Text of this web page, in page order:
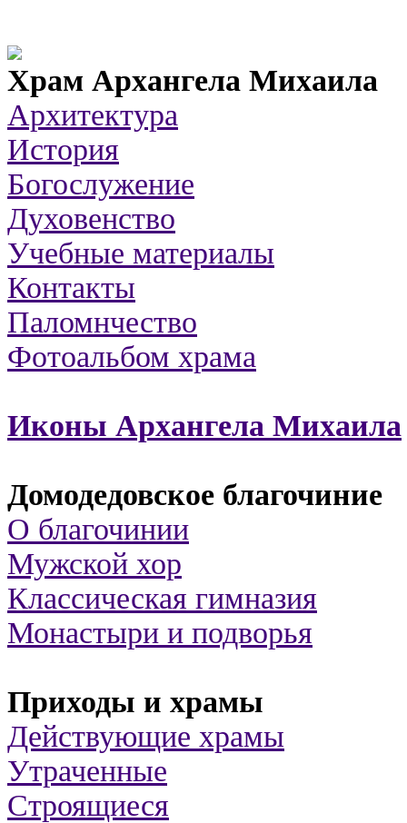
Храм Архангела Михаила
Aрхитектура
История
Богослужение
Духовенство
Учебные материалы
Контакты
Паломнчество
Фотоальбом храма
Иконы Архангела Михаила
Домодедовское благочиние
О благочинии
Мужской хор
Классическая гимназия
Монастыри и подворья
Приходы и храмы
Действующие храмы
Утраченные
Строящиеся